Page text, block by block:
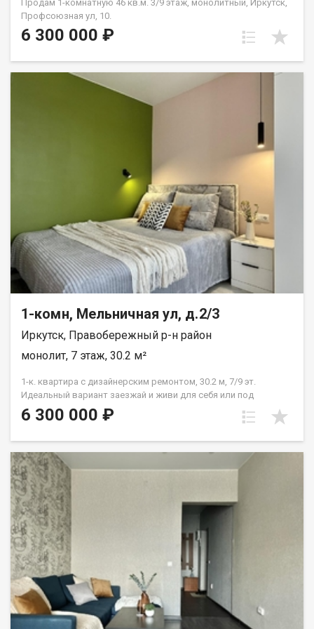
Продам 1-комнатную 46 кв.м. 3/9 этаж, монолитный, Иркутск,
Профсоюзная ул, 10.
6 300 000 ₽
1-комн, Мельничная ул, д.2/3
Иркутск, Правобережный р-н район
монолит, 7 этаж, 30.2 м²
1-к. квартира с дизайнерским ремонтом, 30.2 м, 7/9 эт.
Идеальный вариант заезжай и живи для себя или под
высокодоходную аренду! Продается стильная, светлая
однокомнатная квартира с авторским дизайнерским
первого дня! ТОП-ЛОКАЦИЯ: ВСЁ РЯДОМ (Идеально для
студентов и аренды) В шаговой доступности Юридический
институт, Техникум машиностроения им. Н.П. Трапезникова.
Транспортная доступность: Прямой маршрут общественного
транспорта до самого центра города, БГУ и ТЦ Модный
Квартал . Удобный и быстрый выезд на автомобиле на улицы
Сурнова, Фабричную, Кожзаводскую и Рабочего Штаба.
ПОЧЕМУ ИМЕННО ЭТА КВАРТИРА? Кухня и техника остаются:
Современный кухонный гарнитур со встроенной бытовой
техникой уже входит в стоимость. Дизайнерский ремонт:
Использованы качественные материалы, идеально
выровнены стены и полы, продумано зонирование и
эргономичное освещение. Отличный 7 этаж: Много
6 300 000 ₽